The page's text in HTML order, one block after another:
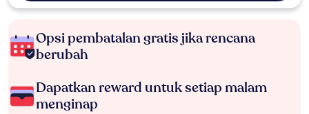
Opsi pembatalan gratis jika rencana
berubah
Dapatkan reward untuk setiap malam
menginap